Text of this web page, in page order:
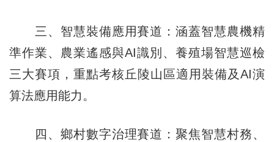
三、智慧裝備應用賽道：涵蓋智慧農機精
準作業、農業遙感與AI識別、養殖場智慧巡檢
三大賽項，重點考核丘陵山區適用裝備及AI演
算法應用能力。
四、鄉村數字治理賽道：聚焦智慧村務、